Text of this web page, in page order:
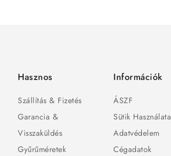
Hasznos
Szállítás & Fizetés
Garancia &
Visszaküldés
Gyűrűméretek
Információk
ÁSZF
Sütik Használata
Adatvédelem
Cégadatok